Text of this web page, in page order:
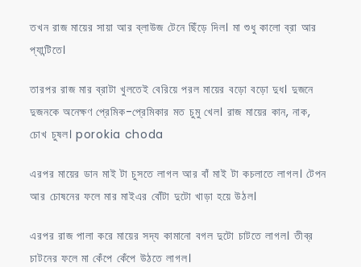
তখন রাজ মায়ের সায়া আর ব্লাউজ টেনে ছিঁড়ে দিল। মা শুধু কালো ব্রা আর
প্যান্টিতে।
তারপর রাজ মার ব্রাটা খুলতেই বেরিয়ে পরল মায়ের বড়ো বড়ো দুধ। দুজনে
দুজনকে অনেক্ষণ প্রেমিক-প্রেমিকার মত চুমু খেল। রাজ মায়ের কান, নাক,
চোখ চুষল। porokia choda
এরপর মায়ের ডান মাই টা চুসতে লাগল আর বাঁ মাই টা কচলাতে লাগল। টেপন
আর চোষনের ফলে মার মাইএর বোঁটা দুটো খাড়া হয়ে উঠল।
এরপর রাজ পালা করে মায়ের সদ্য কামানো বগল দুটো চাটতে লাগল। তীব্র
চাটনের ফলে মা কেঁপে কেঁপে উঠতে লাগল।